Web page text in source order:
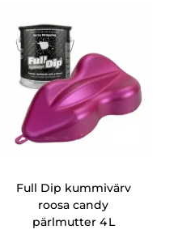
Full Dip kummivärv
roosa candy
pärlmutter 4 L